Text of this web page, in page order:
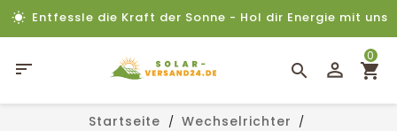
Entfessle die Kraft der Sonne - Hol dir Energie mit uns

0
Startseite
Wechselrichter